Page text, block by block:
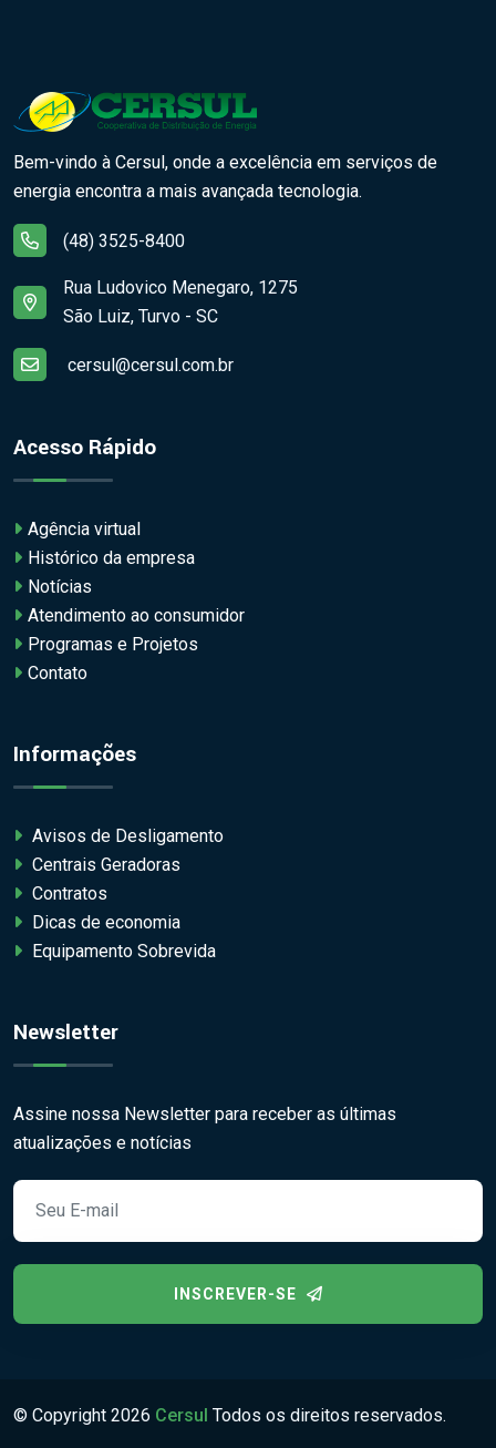
Bem-vindo à Cersul, onde a excelência em serviços de
energia encontra a mais avançada tecnologia.
(48) 3525-8400
Rua Ludovico Menegaro, 1275
São Luiz, Turvo - SC
cersul@cersul.com.br
Acesso Rápido
Agência virtual
Histórico da empresa
Notícias
Atendimento ao consumidor
Programas e Projetos
Contato
Informações
Avisos de Desligamento
Centrais Geradoras
Contratos
Dicas de economia
Equipamento Sobrevida
Newsletter
Assine nossa Newsletter para receber as últimas
atualizações e notícias
INSCREVER-SE
© Copyright 2026 Cersul Todos os direitos reservados.